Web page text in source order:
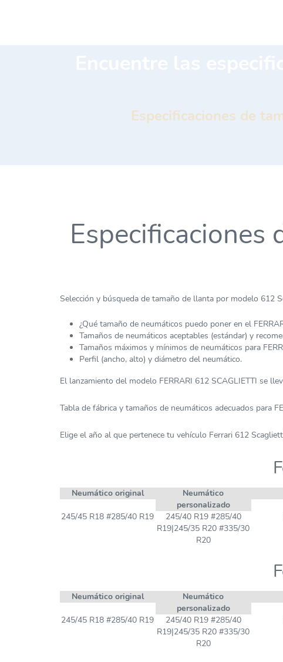
Especificaciones de
Especificaciones
Selección y búsqueda de tamaño de llanta por modelo 612
¿Qué tamaño de neumáticos puedo poner en el
Tamaños de neumáticos aceptables (estándar) y
Tamaños máximos y mínimos de neumáticos para
Perfil (ancho, alto) y diámetro del neumático.
El lanzamiento del modelo FERRARI 612 SCAGLIETTI se
Tabla de fábrica y tamaños de neumáticos adecuados para
Elige el año al que pertenece tu vehículo Ferrari 612
Neumático original
Neumático
personalizado
245/45 R18 #285/40 R19
245/40 R19 #285/40
R19|245/35 R20 #335/30
R20
Neumático original
Neumático
personalizado
245/45 R18 #285/40 R19
245/40 R19 #285/40
R19|245/35 R20 #335/30
R20